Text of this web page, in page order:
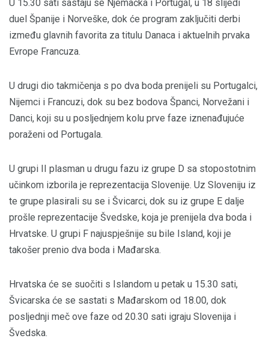
U 15.30 sati sastaju se Njemačka i Portugal, u 18 slijedi
duel Španije i Norveške, dok će program zaključiti derbi
između glavnih favorita za titulu Danaca i aktuelnih prvaka
Evrope Francuza.
U drugi dio takmičenja s po dva boda prenijeli su Portugalci,
Nijemci i Francuzi, dok su bez bodova Španci, Norvežani i
Danci, koji su u posljednjem kolu prve faze iznenađujuće
poraženi od Portugala.
U grupi II plasman u drugu fazu iz grupe D sa stopostotnim
učinkom izborila je reprezentacija Slovenije. Uz Sloveniju iz
te grupe plasirali su se i Švicarci, dok su iz grupe E dalje
prošle reprezentacije Švedske, koja je prenijela dva boda i
Hrvatske. U grupi F najuspješnije su bile Island, koji je
takošer prenio dva boda i Mađarska.
Hrvatska će se suočiti s Islandom u petak u 15.30 sati,
Švicarska će se sastati s Mađarskom od 18.00, dok
posljednji meč ove faze od 20.30 sati igraju Slovenija i
Švedska.